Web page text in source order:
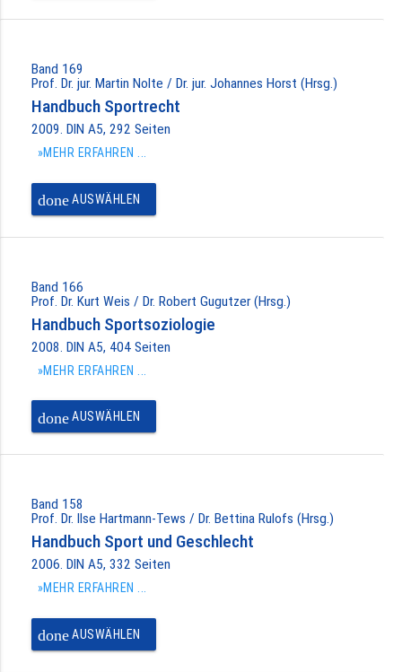
Band 169
Prof. Dr. jur. Martin Nolte / Dr. jur. Johannes Horst (Hrsg.)
Handbuch Sportrecht
2009. DIN A5, 292 Seiten
»MEHR ERFAHREN ...
doneAUSWÄHLEN
Band 166
Prof. Dr. Kurt Weis / Dr. Robert Gugutzer (Hrsg.)
Handbuch Sportsoziologie
2008. DIN A5, 404 Seiten
»MEHR ERFAHREN ...
doneAUSWÄHLEN
Band 158
Prof. Dr. Ilse Hartmann-Tews / Dr. Bettina Rulofs (Hrsg.)
Handbuch Sport und Geschlecht
2006. DIN A5, 332 Seiten
»MEHR ERFAHREN ...
doneAUSWÄHLEN